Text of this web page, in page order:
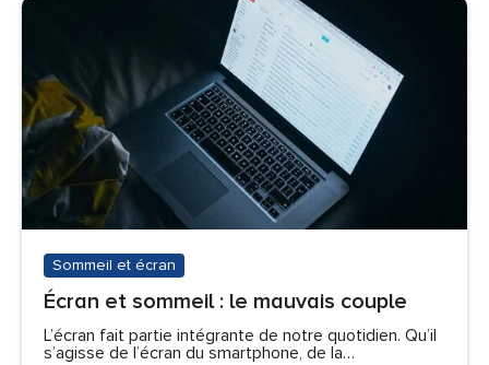
Sommeil et écran
Écran et sommeil : le mauvais couple
L’écran fait partie intégrante de notre quotidien. Qu’il
s’agisse de l’écran du smartphone, de la…